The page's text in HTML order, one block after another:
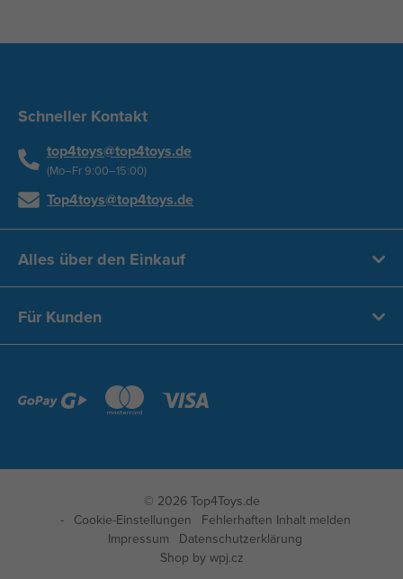
Schneller Kontakt
top4toys@top4toys.de
(Mo–Fr 9:00–15:00)
Top4toys@top4toys.de
Alles über den Einkauf
Für Kunden
© 2026 Top4Toys.de
Cookie-Einstellungen
Fehlerhaften Inhalt melden
Impressum
Datenschutzerklärung
Shop by wpj.cz